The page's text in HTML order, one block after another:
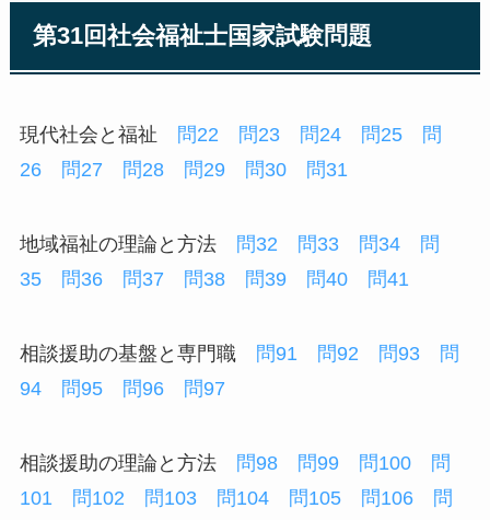
第31回社会福祉士国家試験問題
現代社会と福祉 問22 問23 問24 問25
問
26
問27 問28 問29 問30 問31
地域福祉の理論と方法 問32 問33 問34
問
35
問36 問37 問38 問39 問40 問41
相談援助の基盤と専門職 問91 問92 問93
問
94
問95 問96 問97
相談援助の理論と方法 問98 問99 問100
問
101
問102 問103 問104 問105 問106
問